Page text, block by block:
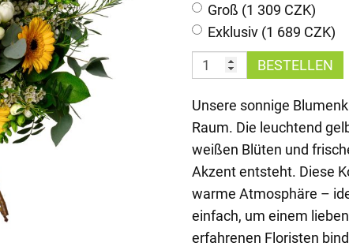
Groß (1 309 CZK)
Exklusiv (1 689 CZK)
BESTELLEN
Unsere sonnige
Raum. Die leuchtend
weißen Blüten und
Akzent entsteht. Diese
warme Atmosphäre –
einfach, um einem
erfahrenen Floristen